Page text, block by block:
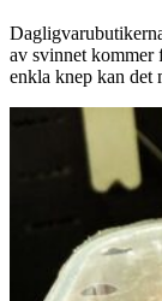
av svinnet kommer
enkla knep kan det